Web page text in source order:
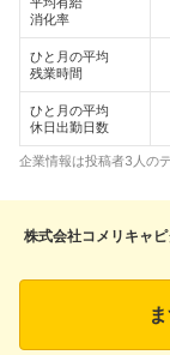
消化率
ひと月の平均
残業時間
ひと月の平均
休日出勤日数
企業情報は投稿者3人の
株式会社コメリキャ